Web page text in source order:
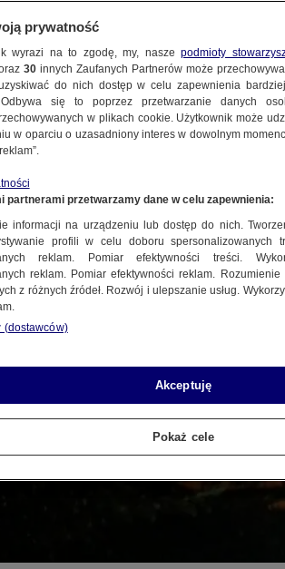
chcą międzynarodowego
prywatność
wyrazi na to zgodę, my, naszepodmioty
30 innych Zaufanych Partnerów może
do nich dostęp w celu zapewnienia
się to poprzez przetwarzanie danych
w plikach cookie. Użytkownik może
w oparciu o uzasadniony interes w dowolnym
partnerami przetwarzamy dane w celu zapewnienia:
informacji na urządzeniu lub dostęp do nich.
profili w celu doboru spersonalizowanych
reklam. Pomiar efektywności treści.
reklam. Pomiar efektywności reklam.
z różnych źródeł. Rozwój i ulepszanie usług.
(dostawców)
Akceptuję
Pokaż cele